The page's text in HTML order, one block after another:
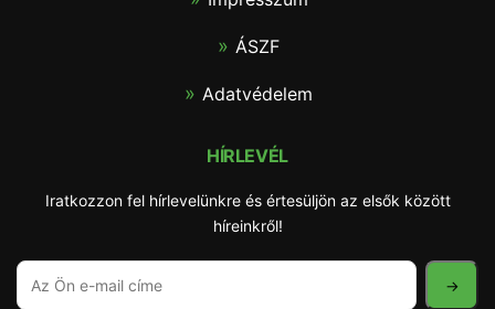
ÁSZF
Adatvédelem
HÍRLEVÉL
Iratkozzon fel hírlevelünkre és értesüljön az elsők között
híreinkről!